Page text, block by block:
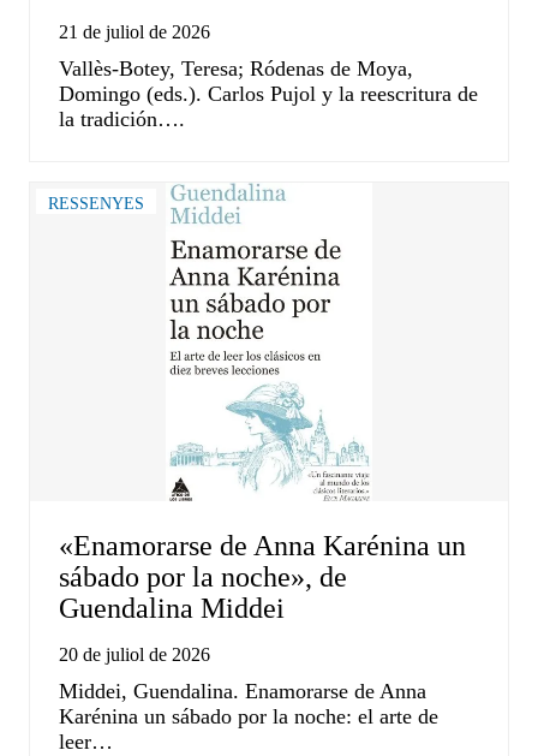
21 de juliol de 2026
Vallès-Botey, Teresa; Ródenas de Moya,
Domingo (eds.). Carlos Pujol y la reescritura de
la tradición….
RESSENYES
«Enamorarse de Anna Karénina un
sábado por la noche», de
Guendalina Middei
20 de juliol de 2026
Middei, Guendalina. Enamorarse de Anna
Karénina un sábado por la noche: el arte de
leer…